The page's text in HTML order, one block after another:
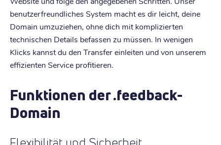
benutzerfreundliches System macht es dir leicht, deine
Domain umzuziehen, ohne dich mit komplizierten
technischen Details befassen zu müssen. In wenigen
Klicks kannst du den Transfer einleiten und von unserem
effizienten Service profitieren.
Funktionen der .feedback-
Domain